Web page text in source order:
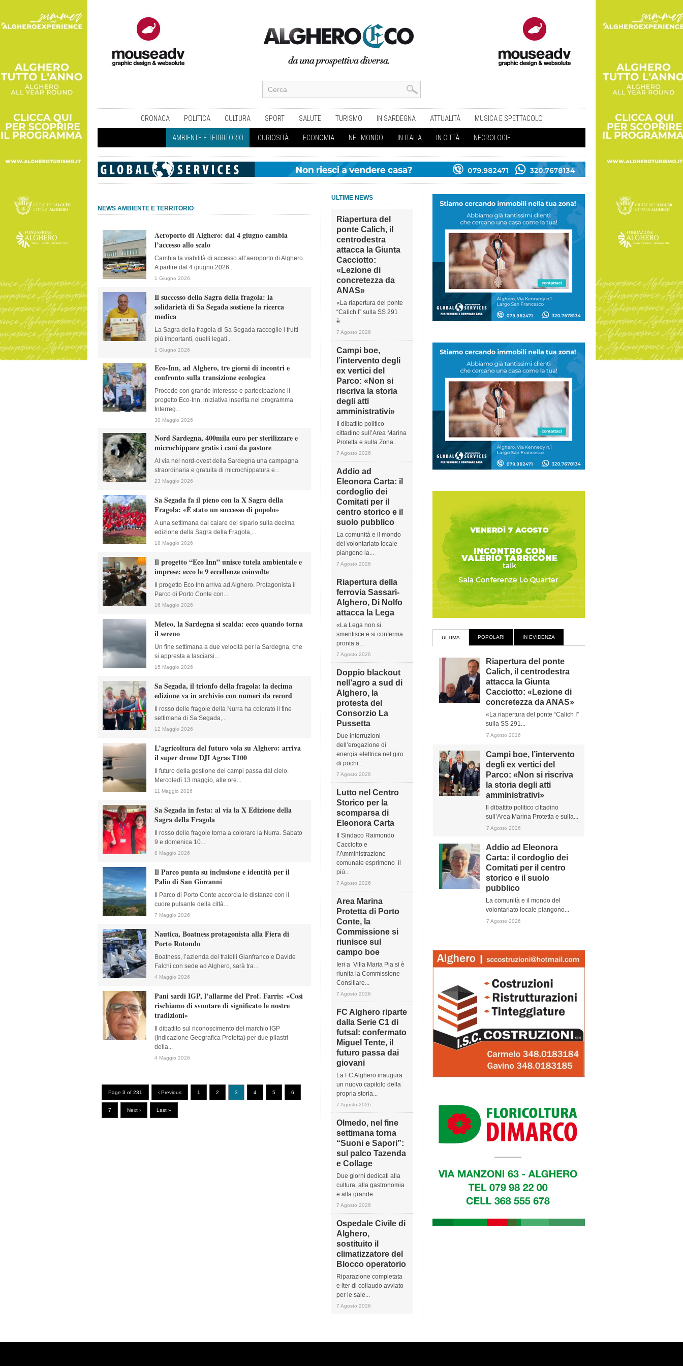
CRONACA POLITICA CULTURA SPORT SALUTE TURISMO IN SARDEGNA ATTUALITÀ MUSICA E SPETTACOLO
AMBIENTE E TERRITORIO CURIOSITÀ ECONOMIA NEL MONDO IN ITALIA IN CITTÀ NECROLOGIE
NEWS AMBIENTE E TERRITORIO
Aeroporto di Alghero: dal 4 giugno cambia
l’accesso allo scalo
Cambia la viabilità di accesso all’aeroporto di Alghero.
A partire dal 4 giugno 2026...
1 Giugno 2026
Il successo della Sagra della fragola: la
solidarietà di Sa Segada sostiene la ricerca
medica
La Sagra della fragola di Sa Segada raccoglie i frutti
più importanti, quelli legati...
1 Giugno 2026
Eco-Inn, ad Alghero, tre giorni di incontri e
confronto sulla transizione ecologica
Procede con grande interesse e partecipazione il
progetto Eco-Inn, iniziativa inserita nel programma
Interreg...
30 Maggio 2026
Nord Sardegna, 400mila euro per sterilizzare e
microchippare gratis i cani da pastore
Al via nel nord-ovest della Sardegna una campagna
straordinaria e gratuita di microchippatura e...
23 Maggio 2026
Sa Segada fa il pieno con la X Sagra della
Fragola: «È stato un successo di popolo»
A una settimana dal calare del sipario sulla decima
edizione della Sagra della Fragola,...
18 Maggio 2026
Il progetto “Eco Inn” unisce tutela ambientale e
imprese: ecco le 9 eccellenze coinvolte
Il progetto Eco Inn arriva ad Alghero. Protagonista il
Parco di Porto Conte con...
16 Maggio 2026
Meteo, la Sardegna si scalda: ecco quando torna
il sereno
Un fine settimana a due velocità per la Sardegna, che
si appresta a lasciarsi...
15 Maggio 2026
Sa Segada, il trionfo della fragola: la decima
edizione va in archivio con numeri da record
Il rosso delle fragole della Nurra ha colorato il fine
settimana di Sa Segada,...
12 Maggio 2026
L’agricoltura del futuro vola su Alghero: arriva
il super drone DJI Agras T100
Il futuro della gestione dei campi passa dal cielo.
Mercoledì 13 maggio, alle ore...
11 Maggio 2026
Sa Segada in festa: al via la X Edizione della
Sagra della Fragola
Il rosso delle fragole torna a colorare la Nurra. Sabato
9 e domenica 10...
8 Maggio 2026
Il Parco punta su inclusione e identità per il
Palio di San Giovanni
Il Parco di Porto Conte accorcia le distanze con il
cuore pulsante della città...
7 Maggio 2026
Nautica, Boatness protagonista alla Fiera di
Porto Rotondo
Boatness, l’azienda dei fratelli Gianfranco e Davide
Falchi con sede ad Alghero, sarà tra...
4 Maggio 2026
Pani sardi IGP, l’allarme del Prof. Farris: «Così
rischiamo di svuotare di significato le nostre
tradizioni»
Il dibattito sul riconoscimento del marchio IGP
(Indicazione Geografica Protetta) per due pilastri
della...
4 Maggio 2026
Page 3 of 231 ‹ Previous 1 2 3 4 5 6
7 Next › Last »
ULTIME NEWS
Riapertura del
ponte Calich, il
centrodestra
attacca la Giunta
Cacciotto:
«Lezione di
concretezza da
ANAS»
«La riapertura del ponte
“Calich I” sulla SS 291
è...
7 Agosto 2026
Campi boe,
l’intervento degli
ex vertici del
Parco: «Non si
riscriva la storia
degli atti
amministrativi»
Il dibattito politico
cittadino sull’Area Marina
Protetta e sulla Zona...
7 Agosto 2026
Addio ad
Eleonora Carta: il
cordoglio dei
Comitati per il
centro storico e il
suolo pubblico
La comunità e il mondo
del volontariato locale
piangono la...
7 Agosto 2026
Riapertura della
ferrovia Sassari-
Alghero, Di Nolfo
attacca la Lega
«La Lega non si
smentisce e si conferma
pronta a...
7 Agosto 2026
Doppio blackout
nell’agro a sud di
Alghero, la
protesta del
Consorzio La
Pussetta
Due interruzioni
dell’erogazione di
energia elettrica nel giro
di pochi...
7 Agosto 2026
Lutto nel Centro
Storico per la
scomparsa di
Eleonora Carta
Il Sindaco Raimondo
Cacciotto e
l’Amministrazione
comunale esprimono il
più...
7 Agosto 2026
Area Marina
Protetta di Porto
Conte, la
Commissione si
riunisce sul
campo boe
Ieri a Villa Maria Pia si è
riunita la Commissione
Consiliare...
7 Agosto 2026
FC Alghero riparte
dalla Serie C1 di
futsal: confermato
Miguel Tente, il
futuro passa dai
giovani
La FC Alghero inaugura
un nuovo capitolo della
propria storia...
7 Agosto 2026
Olmedo, nel fine
settimana torna
“Suoni e Sapori”:
sul palco Tazenda
e Collage
Due giorni dedicati alla
cultura, alla gastronomia
e alla grande...
7 Agosto 2026
Ospedale Civile di
Alghero,
sostituito il
climatizzatore del
Blocco operatorio
Riparazione completata
e iter di collaudo avviato
per le sale...
7 Agosto 2026
ULTIMA POPOLARI IN EVIDENZA
Riapertura del ponte
Calich, il centrodestra
attacca la Giunta
Cacciotto: «Lezione di
concretezza da ANAS»
«La riapertura del ponte “Calich I”
sulla SS 291...
7 Agosto 2026
Campi boe, l’intervento
degli ex vertici del
Parco: «Non si riscriva
la storia degli atti
amministrativi»
Il dibattito politico cittadino
sull’Area Marina Protetta e sulla...
7 Agosto 2026
Addio ad Eleonora
Carta: il cordoglio dei
Comitati per il centro
storico e il suolo
pubblico
La comunità e il mondo del
volontariato locale piangono...
7 Agosto 2026